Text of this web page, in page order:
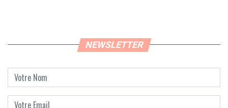
NEWSLETTER